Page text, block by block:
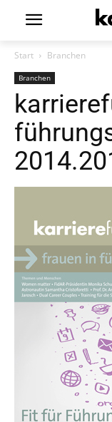
Start Branchen
Branchen